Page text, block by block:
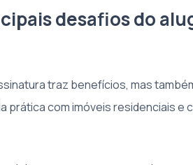
desafios do
traz benefícios, mas
prática com imóveis residenciais e